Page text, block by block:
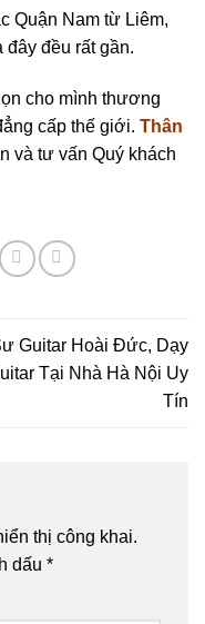
Quận Nam từ Liêm,
đều rất gần.
cho mình thương
cấp thế giới. Thân
và tư vấn Quý khách
Guitar Hoài Đức, Dạy
Tại Nhà Hà Nội Uy
Tín
thị công khai.
dấu *